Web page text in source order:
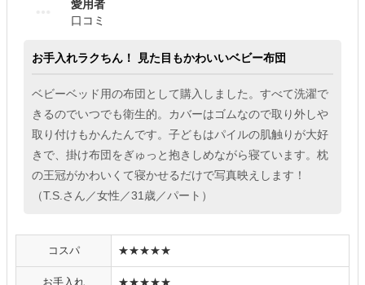
愛用者
口コミ
お手入れラクちん！ 見た目もかわいいベビー布団
ベビーベッド用の布団として購入しました。すべて洗濯で
きるのでいつでも衛生的。カバーはゴムなので取り外しや
取り付けもかんたんです。子どもはパイルの肌触りが大好
きで、掛け布団をぎゅっと抱きしめながら寝ています。枕
の王冠がかわいくて寝かせるだけで写真映えします！
（T.S.さん／女性／31歳／パート）
コスパ ★★★★★
お手入れ ★★★★★